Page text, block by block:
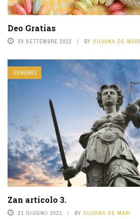
Deo Gratias
29 SETTEMBRE 2022 BY SILVANA DE MARI
GENERALE
Zan articolo 3.
21 GIUGNO 2021 BY SILVANA DE MARI